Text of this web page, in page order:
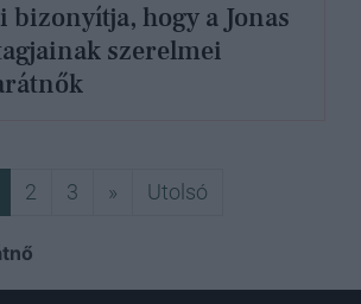
bizonyítja, hogy a Jonas
szerelmei
2 3 »Következő
UtolsóUtolsó